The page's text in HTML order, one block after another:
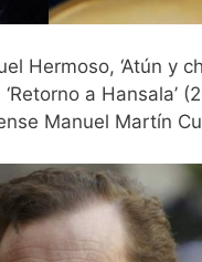
Hermoso, ‘Atún y
a Hansala’
Manuel Martín